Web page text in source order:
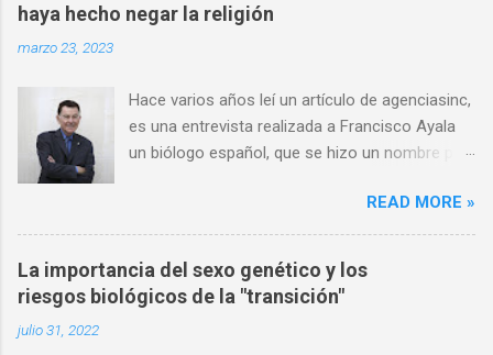
haya hecho negar la religión
marzo 23, 2023
Hace varios años leí un artículo de agenciasinc,
es una entrevista realizada a Francisco Ayala
un biólogo español, que se hizo un nombre por
y en consecuencia un ferviente defensor de las
ideas darwinistas. Por otro lado, al mismo
tiempo tenía una fe católica definida, muchas
de sus opiniones son consideraciones que
comparto, sobre todo al momento de hablar
READ MORE »
La importancia del sexo genético y los
riesgos biológicos de la "transición"
julio 31, 2022